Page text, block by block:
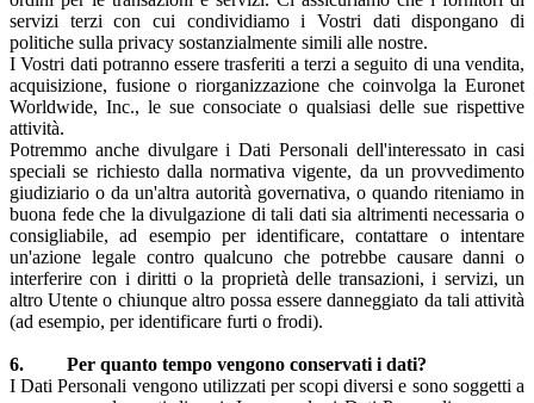
servizi terzi con cui condividiamo i Vostri dati dispongano di
politiche sulla privacy sostanzialmente simili alle nostre.
I Vostri dati potranno essere trasferiti a terzi a seguito di una vendita,
acquisizione, fusione o riorganizzazione che coinvolga la Euronet
Worldwide, Inc., le sue consociate o qualsiasi delle sue rispettive
attività.
Potremmo anche divulgare i Dati Personali dell'interessato in casi
speciali se richiesto dalla normativa vigente, da un provvedimento
giudiziario o da un'altra autorità governativa, o quando riteniamo in
buona fede che la divulgazione di tali dati sia altrimenti necessaria o
consigliabile, ad esempio per identificare, contattare o intentare
un'azione legale contro qualcuno che potrebbe causare danni o
interferire con i diritti o la proprietà delle transazioni, i servizi, un
altro Utente o chiunque altro possa essere danneggiato da tali attività
(ad esempio, per identificare furti o frodi).
6. Per quanto tempo vengono conservati i dati?
I Dati Personali vengono utilizzati per scopi diversi e sono soggetti a